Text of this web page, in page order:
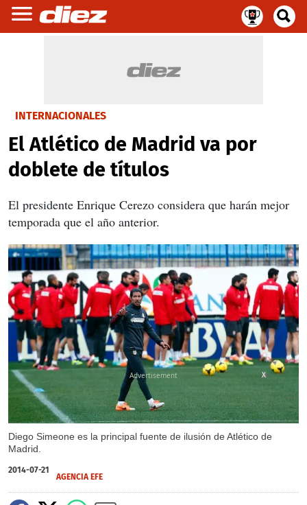
INTERNACIONALES
El Atlético de Madrid va por
doblete de títulos
El presidente Enrique Cerezo considera que harán mejor
temporada que el año anterior.
Diego Simeone es la principal fuente de ilusión de Atlético de
Madrid.
X
2014-07-21
AGENCIA EFE